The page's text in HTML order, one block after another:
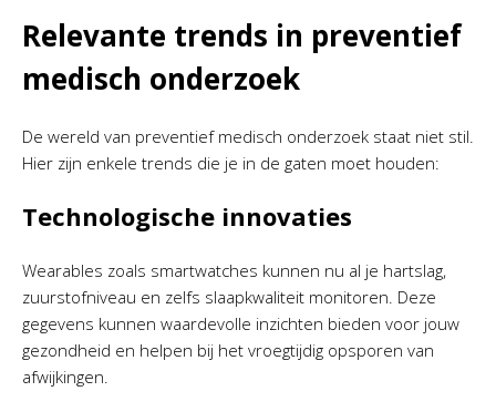
Relevante trends in preventief
medisch onderzoek
De wereld van preventief medisch onderzoek staat niet stil.
Hier zijn enkele trends die je in de gaten moet houden:
Technologische innovaties
Wearables zoals smartwatches kunnen nu al je hartslag,
zuurstofniveau en zelfs slaapkwaliteit monitoren. Deze
gegevens kunnen waardevolle inzichten bieden voor jouw
gezondheid en helpen bij het vroegtijdig opsporen van
afwijkingen.